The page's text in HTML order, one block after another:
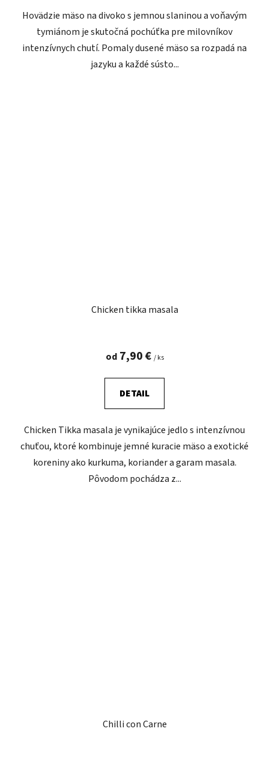
Hovädzie mäso na divoko s jemnou slaninou a voňavým
tymiánom je skutočná pochúťka pre milovníkov
intenzívnych chutí. Pomaly dusené mäso sa rozpadá na
jazyku a každé sústo...
Chicken tikka masala
od7,90 € / ks
DETAIL
Chicken Tikka masala je vynikajúce jedlo s intenzívnou
chuťou, ktoré kombinuje jemné kuracie mäso a exotické
koreniny ako kurkuma, koriander a garam masala.
Pôvodom pochádza z...
Chilli con Carne